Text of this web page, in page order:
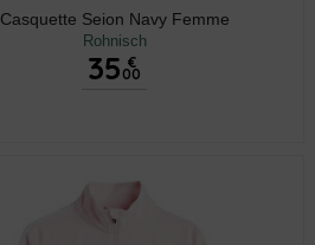
Casquette Seion Navy Femme
Rohnisch
35 €
00